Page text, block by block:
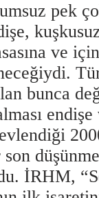
pek
ve
bunca
son
İRHM,